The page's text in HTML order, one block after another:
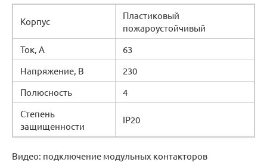
Корпус
Пластиковый
пожароустойчивый
Ток, А
63
Напряжение, В
230
Полюсность
4
Степень
защищенности
IP20
Видео: подключение модульных контакторов